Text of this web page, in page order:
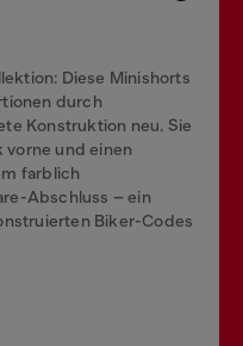
Diese Minishorts
durch
Konstruktion neu. Sie
und einen
farblich
Abschluss – ein
Biker-Codes